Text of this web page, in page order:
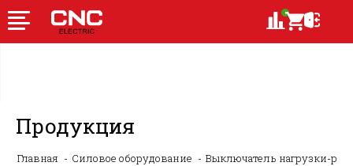
Продукция
Главная Силовое оборудование Выключатель нагрузки-